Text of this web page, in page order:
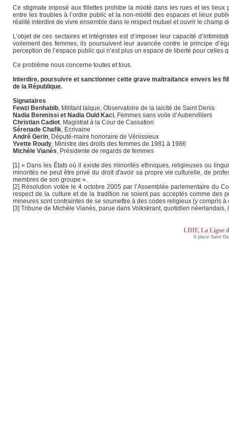
Ce stigmate imposé aux fillettes prohibe la mixité dans les rues et les
entre les troubles à l’ordre public et la non-mixité des espaces et lieux
réalité interdire de vivre ensemble dans le respect mutuel et ouvrir le champ
L’objet de ces sectaires et intégristes est d’imposer leur capacité
voilement des femmes, ils poursuivent leur avancée contre le principe
perception de l’espace public qui n’est plus un espace de liberté pour
Ce problème nous concerne toutes et tous.
Interdire, poursuivre et sanctionner cette grave maltraitance envers les
de la République.
Signataires
Fewzi Benhabib, Militant laïque, Observatoire de la laïcité de Saint Denis
Nadia Benmissi et Nadia Ould Kaci, Femmes sans voile d’Aubervilliers
Christian Cadiot, Magistrat à la Cour de Cassation
Sérenade Chafik, Ecrivaine
André Gerin, Député-maire honoraire de Vénissieux
Yvette Roudy, Ministre des droits des femmes de 1981 à 1986
Michèle Vianès, Présidente de regards de femmes
[1] « Dans les États où il existe des minorités ethniques, religieuses ou
minorités ne peut être privé du droit d'avoir sa propre vie culturelle, de
membres de son groupe ».
[2] Résolution votée le 4 octobre 2005 par l’Assemblée parlementaire du
respect de la culture et de la tradition ne soient pas acceptés comme des
mineures sont contraintes de se soumettre à des codes religieux (y compris
[3] Tribune de Michèle Vianès, parue dans Volkskrant, quotidien néerlandais,
LDIF, La Ligue
6 place Saint